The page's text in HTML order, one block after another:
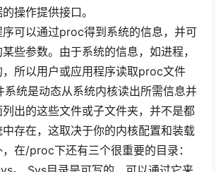
操作提供接口。
序可以通过proc得到系统的信息，并可
些参数。由于系统的信息，如进程，
，所以用户或应用程序读取proc文件
统是动态从系统内核读出所需信息并
出的这些文件或子文件夹，并不是都
存在，这取决于你的内核配置和装载
在/proc下还有三个很重要的目录：